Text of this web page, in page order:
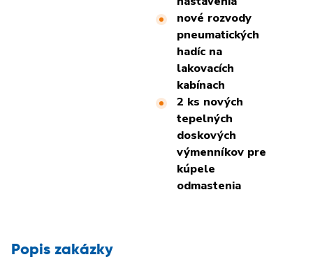
nové rozvody
pneumatických
hadíc na
lakovacích
kabínach
2 ks nových
tepelných
doskových
výmenníkov pre
kúpele
odmastenia
Popis zakázky